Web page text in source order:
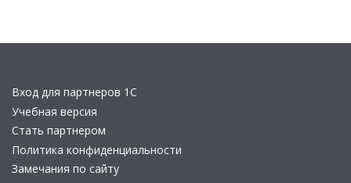
Вход для партнеров 1С
Учебная версия
Стать партнером
Политика конфиденциальности
Замечания по сайту